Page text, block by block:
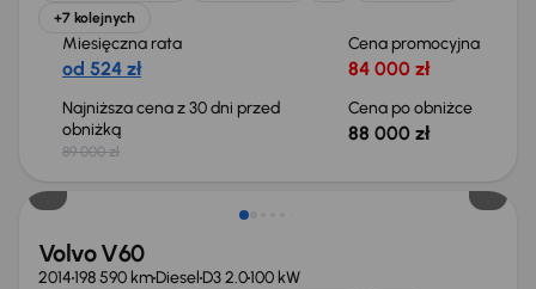
+7 kolejnych
Miesięczna rata
od 524 zł
Cena promocyjna
84 000 zł
Najniższa cena z 30 dni przed
obniżką
89 000 zł
Cena po obniżce
88 000 zł
Taniej o 500 zł
Volvo V60
2014198 590 kmDiesel D3 2.0100 kW